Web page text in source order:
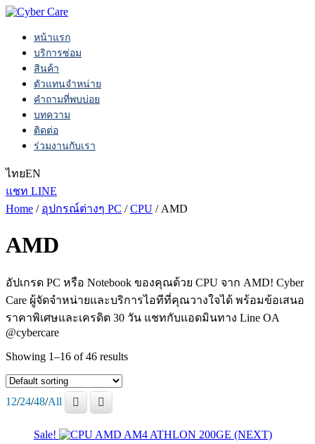
หน้าแรก
บริการซ่อม
สินค้า
ตัวแทนจำหน่าย
คำถามที่พบบ่อย
บทความ
ติดต่อ
ร่วมงานกับเรา
ไทยEN
แชท LINE
Home / อุปกรณ์ต่างๆ PC /CPU / AMD
AMD
อัปเกรด PC หรือ Notebook ของคุณด้วย CPU จาก AMD! Cyber
Care ผู้จัดจำหน่ายและบริการไอทีที่คุณวางใจได้ พร้อมข้อเสนอ
ราคาพิเศษและเครดิต 30 วัน แชทกับแอดมินทาง Line OA
@cybercare
Showing 1–16 of 46 results
12/24/48/All
Sale!